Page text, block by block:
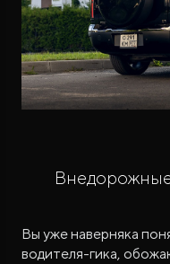
Вы уже наверняка
водителя-гика,